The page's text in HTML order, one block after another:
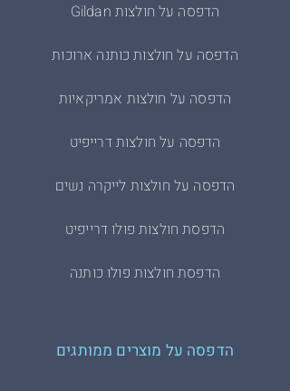
הדפסה על מוצרים ממותגים
הדפסה על חולצות Gildan
הדפסה על חולצות כותנה ארוכות
הדפסה על חולצות אמריקאיות
הדפסה על חולצות דרייפיט
הדפסה על חולצות לייקרה נשים
הדפסת חולצות פולו דרייפיט
הדפסת חולצות פולו כותנה